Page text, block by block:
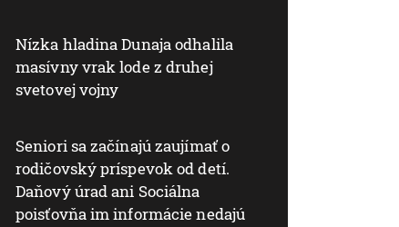
Nízka hladina Dunaja odhalila
masívny vrak lode z druhej
svetovej vojny
Seniori sa začínajú zaujímať o
rodičovský príspevok od detí.
Daňový úrad ani Sociálna
poisťovňa im informácie nedajú